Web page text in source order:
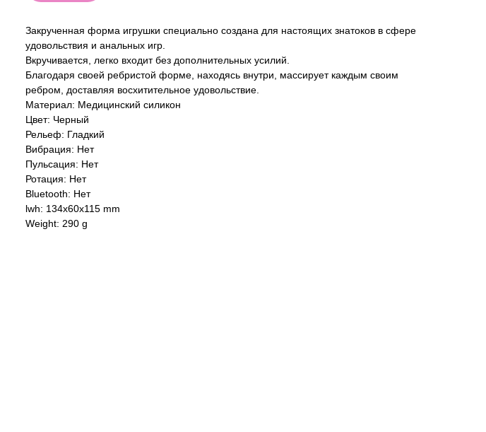
Закрученная форма игрушки специально создана для настоящих знатоков в сфере
удовольствия и анальных игр.
Вкручивается, легко входит без дополнительных усилий.
Благодаря своей ребристой форме, находясь внутри, массирует каждым своим
ребром, доставляя восхитительное удовольствие.
Материал: Медицинский силикон
Цвет: Черный
Рельеф: Гладкий
Вибрация: Нет
Пульсация: Нет
Ротация: Нет
Bluetooth: Нет
lwh: 134x60x115 mm
Weight: 290 g